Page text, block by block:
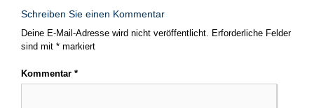
Schreiben Sie einen Kommentar
Deine E-Mail-Adresse wird nicht veröffentlicht. Erforderliche Felder
sind mit * markiert
Kommentar *